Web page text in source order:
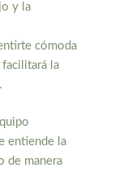
y la
cómoda
la
entiende la
de manera